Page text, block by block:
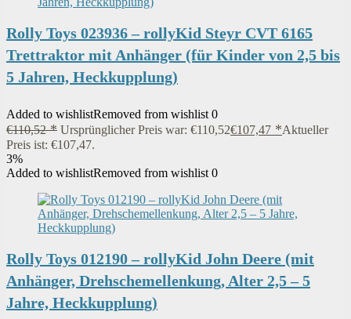
Rolly Toys 023936 – rollyKid Steyr CVT 6165
Trettraktor mit Anhänger (für Kinder von 2,5 bis
5 Jahren, Heckkupplung)
Added to wishlistRemoved from wishlist 0
€110,52 Ursprünglicher Preis war: €110,52€107,47
Aktueller
Preis ist: €107,47.
3%
Added to wishlistRemoved from wishlist 0
Rolly Toys 012190 – rollyKid John Deere (mit
Anhänger, Drehschemellenkung, Alter 2,5 – 5
Jahre, Heckkupplung)